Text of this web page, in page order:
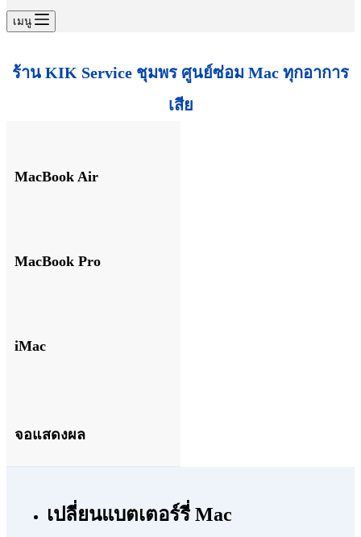
เมนู
ร้าน KIK Service ชุมพร ศูนย์ซ่อม Mac ทุกอาการ
เสีย
MacBook Air
MacBook Pro
iMac
จอแสดงผล
เปลี่ยนแบตเตอร์รี่ Mac